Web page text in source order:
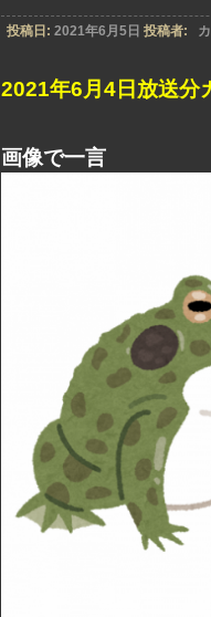
投稿日: 2021年6月5日 投稿者:
2021年6月4日放送分
画像で一言